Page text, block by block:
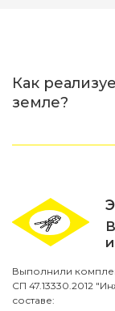
Как
земле?
Выполнили
СП 47.13330.2012
составе: